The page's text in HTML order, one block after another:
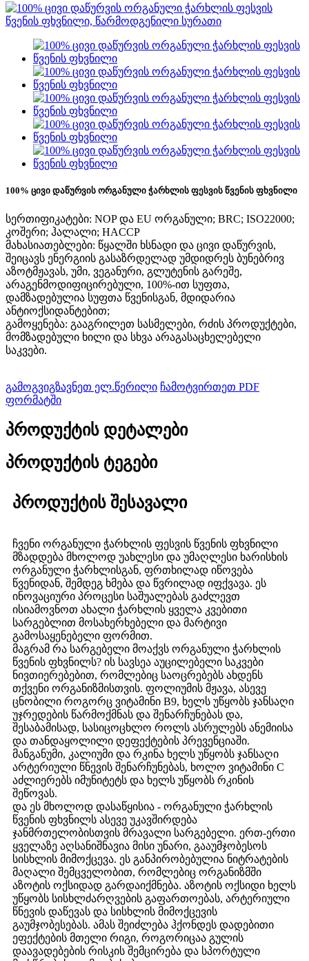
100% ცივი დაწურვის ორგანული ჭარხლის ფესვის წვენის ფხვნილი
სერთიფიკატები: NOP და EU ორგანული; BRC; ISO22000;
კოშერი; ჰალალი; HACCP
მახასიათებლები: წყალში ხსნადი და ცივი დაწურვის,
შეიცავს ენერგიის გასაზრდელად უმდიდრეს ბუნებრივ
აზოტმჟავას, უმი, ვეგანური, გლუტენის გარეშე,
არაგენმოდიფიცირებული, 100%-ით სუფთა,
დამზადებულია სუფთა წვენისგან, მდიდარია
ანტიოქსიდანტებით;
გამოყენება: გააგრილეთ სასმელები, რძის პროდუქტები,
მომზადებული ხილი და სხვა არაგასაცხელებელი
საკვები.
გამოგვიგზავნეთ ელ.წერილი ჩამოტვირთეთ PDF
ფორმატში
პროდუქტის დეტალები
პროდუქტის ტეგები
პროდუქტის შესავალი
ჩვენი ორგანული ჭარხლის ფესვის წვენის ფხვნილი
მზადდება მხოლოდ უახლესი და უმაღლესი ხარისხის
ორგანული ჭარხლისგან, ფრთხილად იწოვება
წვენიდან, შემდეგ ხმება და წვრილად იფქვავა. ეს
ინოვაციური პროცესი საშუალებას გაძლევთ
ისიამოვნოთ ახალი ჭარხლის ყველა კვებითი
სარგებლით მოსახერხებელი და მარტივი
გამოსაყენებელი ფორმით.
მაგრამ რა სარგებელი მოაქვს ორგანული ჭარხლის
წვენის ფხვნილს? ის სავსეა აუცილებელი საკვები
ნივთიერებებით, რომლებიც საოცრებებს ახდენს
თქვენი ორგანიზმისთვის. ფოლიუმის მჟავა, ასევე
ცნობილი როგორც ვიტამინი B9, ხელს უწყობს ჯანსაღი
უჯრედების წარმოქმნას და შენარჩუნებას და,
შესაბამისად, სასიცოცხლო როლს ასრულებს ანემიისა
და თანდაყოლილი დეფექტების პრევენციაში.
მანგანუმი, კალიუმი და რკინა ხელს უწყობს ჯანსაღი
არტერიული წნევის შენარჩუნებას, ხოლო ვიტამინი C
აძლიერებს იმუნიტეტს და ხელს უწყობს რკინის
შეწოვას.
და ეს მხოლოდ დასაწყისია - ორგანული ჭარხლის
წვენის ფხვნილს ასევე უკავშირდება
ჯანმრთელობისთვის მრავალი სარგებელი. ერთ-ერთი
ყველაზე აღსანიშნავია მისი უნარი, გააუმჯობესოს
სისხლის მიმოქცევა. ეს განპირობებულია ნიტრატების
მაღალი შემცველობით, რომლებიც ორგანიზმში
აზოტის ოქსიდად გარდაიქმნება. აზოტის ოქსიდი ხელს
უწყობს სისხლძარღვების გაფართოებას, არტერიული
წნევის დაწევას და სისხლის მიმოქცევის
გაუმჯობესებას. ამას შეიძლება ჰქონდეს დადებითი
ეფექტების მთელი რიგი, როგორიცაა გულის
დაავადებების რისკის შემცირება და სპორტული